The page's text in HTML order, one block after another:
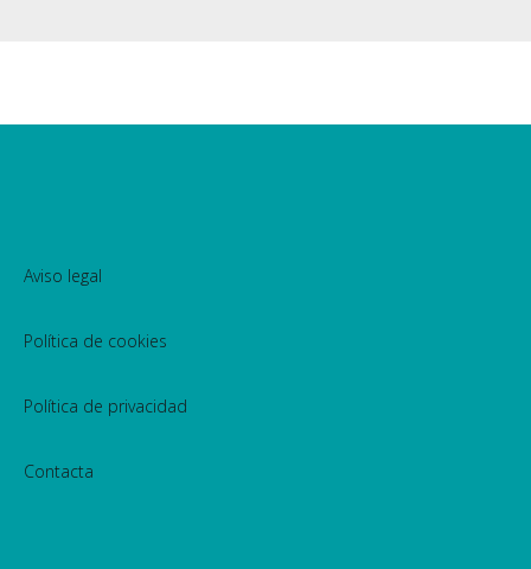
Aviso legal
Política de cookies
Política de privacidad
Contacta